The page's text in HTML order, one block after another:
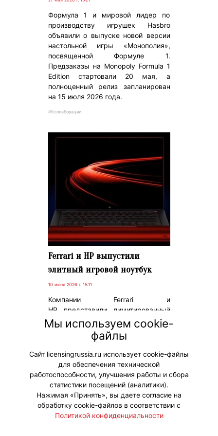
Формула 1 и мировой лидер по
производству игрушек Hasbro
объявили о выпуске новой версии
настольной игры «Монополия»,
посвященной Формуле 1.
Предзаказы на Monopoly Formula 1
Edition стартовали 20 мая, а
полноценный релиз запланирован
на 15 июля 2026 года.
#Коллаборации
Ferrari и HP выпустили
элитный игровой ноутбук
10 июня 2026 г. 15:11
Компании Ferrari и
HP представили лимитированный
ноутбук HP Scuderia Ferrari AI PC.
Устройство выпустят
ограниченным тиражом в США
уже 12 июня.
#Коллаборации
Мы используем cookie-
файлы
Сайт licensingrussia.ru использует cookie-файлы
для обеспечения технической
работоспособности, улучшения работы и сбора
статистики посещений (аналитики).
Нажимая «Принять», вы даете согласие на
обработку cookie-файлов в соответствии с
Политикой конфиденциальности